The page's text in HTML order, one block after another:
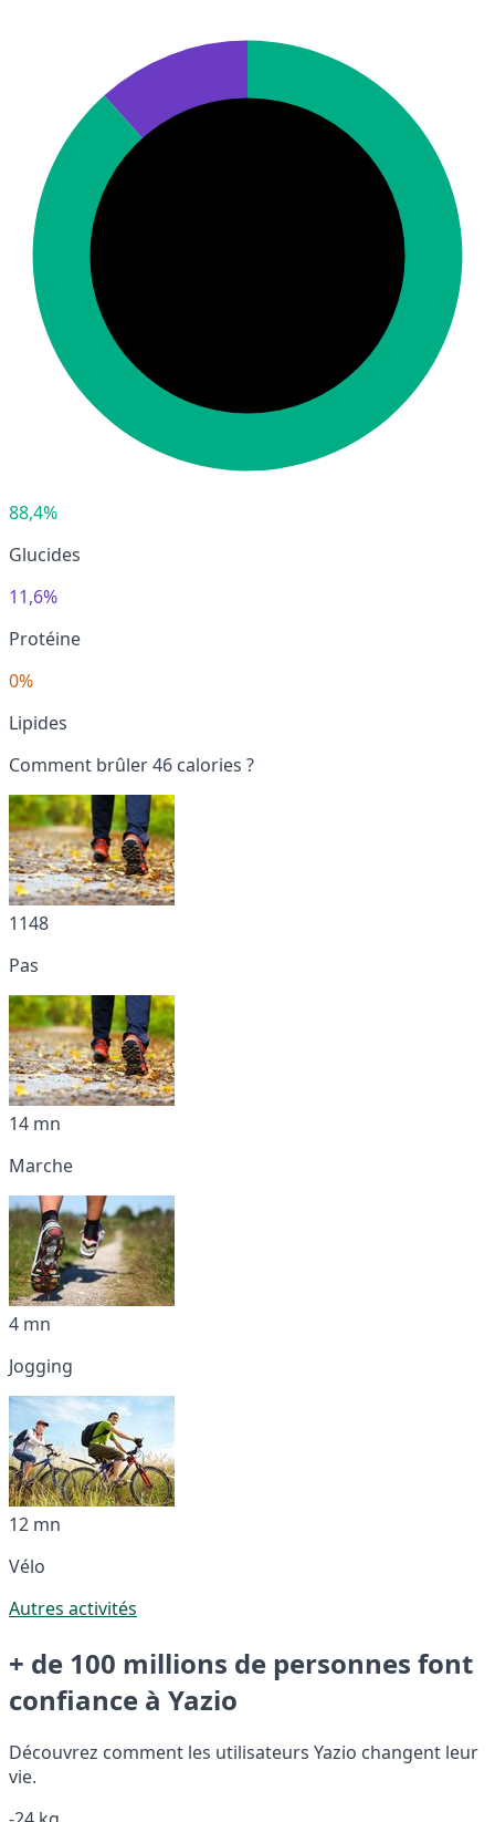
88,4%
Glucides
11,6%
Protéine
0%
Lipides
Comment brûler 46 calories ?
1148
Pas
14 mn
Marche
4 mn
Jogging
12 mn
Vélo
Autres activités
+ de 100 millions de personnes font
confiance à Yazio
Découvrez comment les utilisateurs Yazio changent leur
vie.